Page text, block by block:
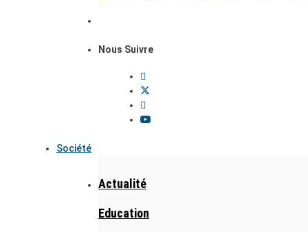
Nous Suivre
Société
Actualité
Education